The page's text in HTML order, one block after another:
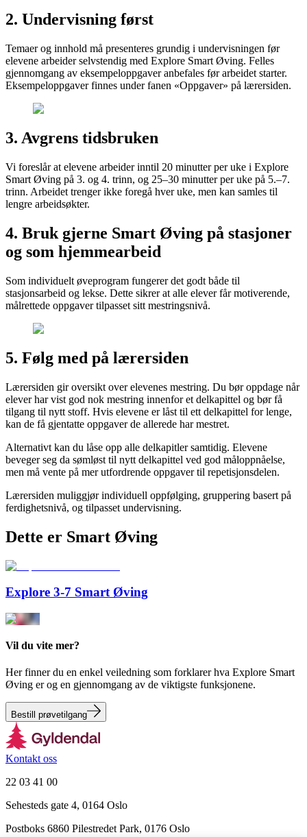
2. Undervisning først
Temaer og innhold må presenteres grundig i undervisningen før
elevene arbeider selvstendig med Explore Smart Øving. Felles
gjennomgang av eksempeloppgaver anbefales før arbeidet starter.
Eksempeloppgaver finnes under fanen «Oppgaver» på lærersiden.
3. Avgrens tidsbruken
Vi foreslår at elevene arbeider inntil 20 minutter per uke i Explore
Smart Øving på 3. og 4. trinn, og 25–30 minutter per uke på 5.–7.
trinn. Arbeidet trenger ikke foregå hver uke, men kan samles til
lengre arbeidsøkter.
4. Bruk gjerne Smart Øving på stasjoner
og som hjemmearbeid
Som individuelt øveprogram fungerer det godt både til
stasjonsarbeid og lekse. Dette sikrer at alle elever får motiverende,
målrettede oppgaver tilpasset sitt mestringsnivå.
5. Følg med på lærersiden
Lærersiden gir oversikt over elevenes mestring. Du bør oppdage når
elever har vist god nok mestring innenfor et delkapittel og bør få
tilgang til nytt stoff. Hvis elevene er låst til ett delkapittel for lenge,
kan de få gjentatte oppgaver de allerede har mestret.
Alternativt kan du låse opp alle delkapitler samtidig. Elevene
beveger seg da sømløst til nytt delkapittel ved god måloppnåelse,
men må vente på mer utfordrende oppgaver til repetisjonsdelen.
Lærersiden muliggjør individuell oppfølging, gruppering basert på
ferdighetsnivå, og tilpasset undervisning.
Dette er Smart Øving
Explore 3-7 Smart Øving
Vil du vite mer?
Her finner du en enkel veiledning som forklarer hva Explore Smart
Øving er og en gjennomgang av de viktigste funksjonene.
Bestill prøvetilgang
Kontakt oss
22 03 41 00
Sehesteds gate 4, 0164 Oslo
Postboks 6860 Pilestredet Park, 0176 Oslo